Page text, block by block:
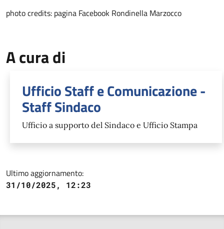
photo credits: pagina Facebook Rondinella Marzocco
A cura di
Ufficio Staff e Comunicazione -
Staff Sindaco
Ufficio a supporto del Sindaco e Ufficio Stampa
Ultimo aggiornamento:
31/10/2025, 12:23